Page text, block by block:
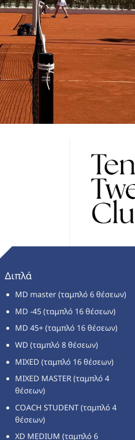
Διπλά
MD master (ταμπλό 6 θέσεων)
MD -45 (ταμπλό 16 θέσεων)
MD 45+ (ταμπλό 16 θέσεων)
WD (ταμπλό 8 θέσεων)
MIXED (ταμπλό 16 θέσεων)
MIXED MASTER (ταμπλό 4
θέσεων)
COACH STUDENT (ταμπλό 4
θέσεων)
XD MEDIUM (ταμπλό 6